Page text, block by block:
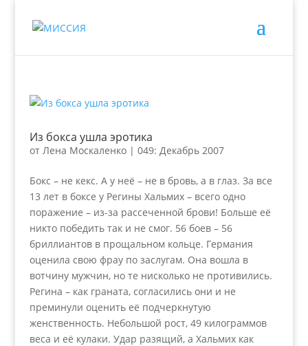
Из бокса ушла эротика
от Лена Москаленко| 049: Декабрь 2007
Бокс – не кекс. А у неё – не в бровь, а в глаз. За все
13 лет в боксе у Регины Хальмих – всего одно
поражение – из-за рассеченной брови! Больше её
никто победить так и не смог. 56 боев – 56
бриллиантов в прощальном кольце. Германия
оценила свою фрау по заслугам. Она вошла в
вотчину мужчин, но те нисколько не противились.
Регина – как граната, согласились они и не
преминули оценить её подчеркнутую
женственность. Небольшой рост, 49 килограммов
веса и её кулаки. Удар разящий, а Хальмих как